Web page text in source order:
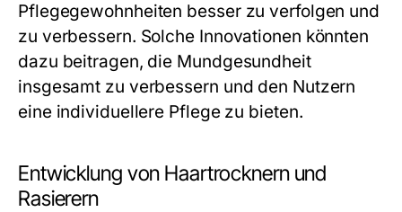
Pflegegewohnheiten besser zu verfolgen und
zu verbessern. Solche Innovationen könnten
dazu beitragen, die Mundgesundheit
insgesamt zu verbessern und den Nutzern
eine individuellere Pflege zu bieten.
Entwicklung von Haartrocknern und
Rasierern